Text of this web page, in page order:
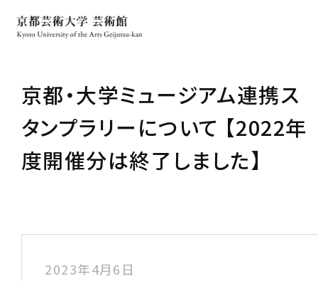
京都・大学ミュージアム連携ス
タンプラリーについて 【2022年
度開催分は終了しました】
2023年4月6日